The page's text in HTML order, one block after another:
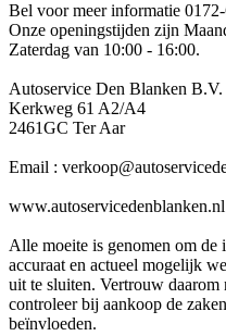
Bel voor meer informatie
Onze openingstijden zijn
Zaterdag van 10:00 - 16:00.
Autoservice Den Blanken B.V.
Kerkweg 61 A2/A4
2461GC Ter Aar
Email :
www.autoservicedenblanken.nl
Alle moeite is genomen om de
accuraat en actueel mogelijk
uit te sluiten. Vertrouw daarom
controleer bij aankoop de
beïnvloeden.